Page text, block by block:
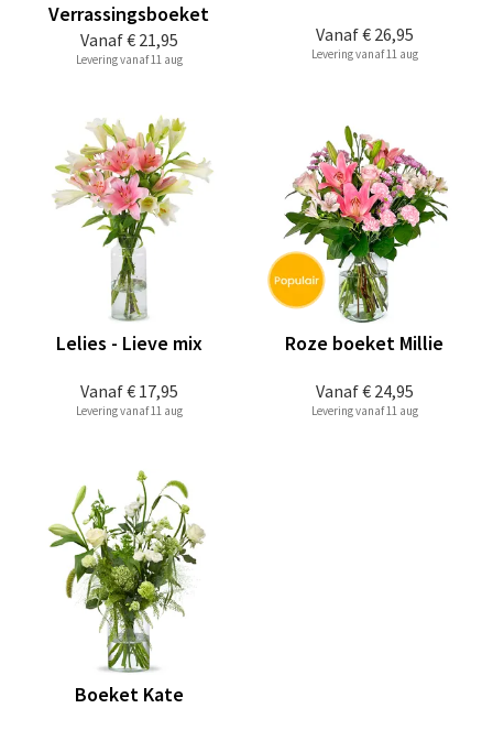
Vanaf€ 21,95
Verrassingsboeket
Levering vanaf 11 aug
Vanaf€ 26,95
Levering vanaf 11 aug
Vanaf€ 17,95
Lelies - Lieve mix
Levering vanaf 11 aug
Vanaf€ 24,95
Roze boeket Millie
Levering vanaf 11 aug
Boeket Kate